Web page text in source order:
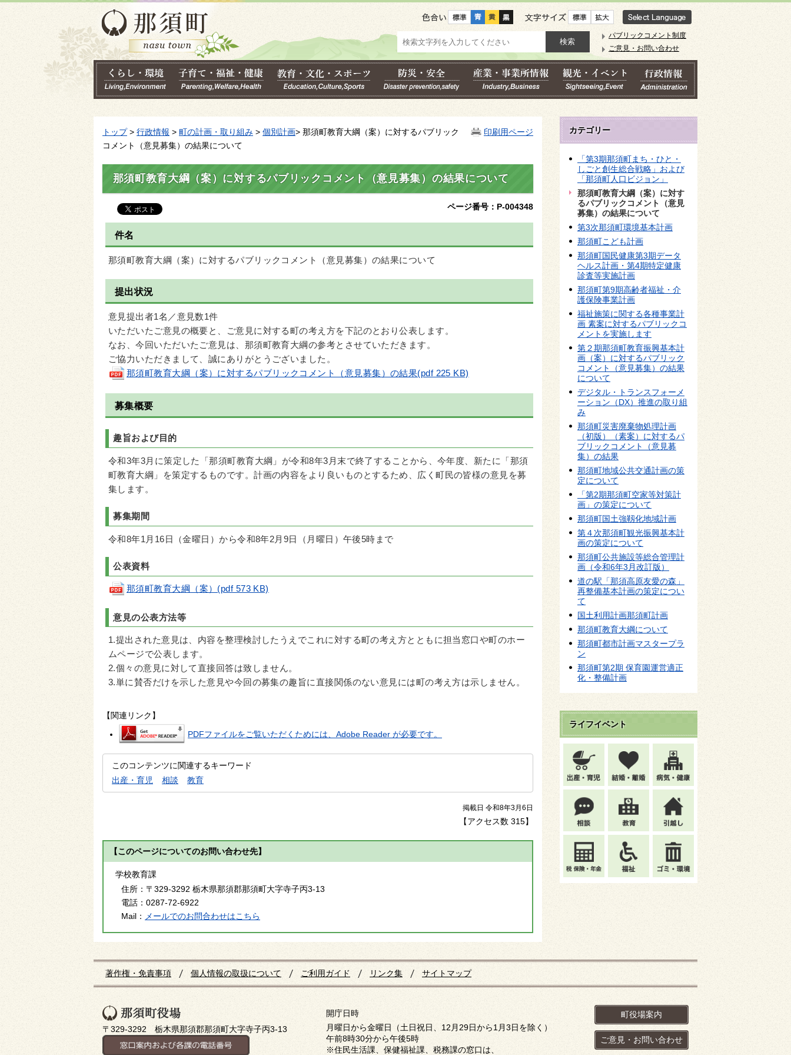
色合い 文字サイズ
パブリックコメント制度
ご意見・お問い合わせ
印刷用ページ
トップ> 行政情報 > 町の計画・取り組み > 個別計画> 那須町教育大綱（案）に対するパブリック
コメント（意見募集）の結果について
那須町教育大綱（案）に対するパブリックコメント（意見募集）の結果について
ページ番号：P-004348
件名
那須町教育大綱（案）に対するパブリックコメント（意見募集）の結果について
提出状況
意見提出者1名／意見数1件
いただいたご意見の概要と、ご意見に対する町の考え方を下記のとおり公表します。
なお、今回いただいたご意見は、那須町教育大綱の参考とさせていただきます。
ご協力いただきまして、誠にありがとうございました。
那須町教育大綱（案）に対するパブリックコメント（意見募集）の結果(pdf 225 KB)
募集概要
趣旨および目的
令和3年3月に策定した「那須町教育大綱」が令和8年3月末で終了することから、今年度、新たに「那須
町教育大綱」を策定するものです。計画の内容をより良いものとするため、広く町民の皆様の意見を募
集します。
募集期間
令和8年1月16日（金曜日）から令和8年2月9日（月曜日）午後5時まで
公表資料
那須町教育大綱（案）(pdf 573 KB)
意見の公表方法等
1.提出された意見は、内容を整理検討したうえでこれに対する町の考え方とともに担当窓口や町のホー
ムページで公表します。
2.個々の意見に対して直接回答は致しません。
3.単に賛否だけを示した意見や今回の募集の趣旨に直接関係のない意見には町の考え方は示しません。
【関連リンク】
PDFファイルをご覧いただくためには、Adobe Reader が必要です。
このコンテンツに関連するキーワード
出産・育児
相談 教育
掲載日 令和8年3月6日
【アクセス数 315】
【このページについてのお問い合わせ先】
学校教育課
住所： 〒329-3292 栃木県那須郡那須町大字寺子丙3-13
電話： 0287-72-6922
Mail：
メールでのお問合わせはこちら
カテゴリー
「第3期那須町まち・ひと・
しごと創生総合戦略」および
「那須町人口ビジョン」
那須町教育大綱（案）に対す
るパブリックコメント（意見
募集）の結果について
第3次那須町環境基本計画
那須町こども計画
那須町国民健康第3期データ
ヘルス計画・第4期特定健康
診査等実施計画
那須町第9期高齢者福祉・介
護保険事業計画
福祉施策に関する各種事業計
画 素案に対するパブリックコ
メントを実施します
第２期那須町教育振興基本計
画（案）に対するパブリック
コメント（意見募集）の結果
について
デジタル・トランスフォーメ
ーション（DX）推進の取り組
み
那須町災害廃棄物処理計画
（初版）（素案）に対するパ
ブリックコメント（意見募
集）の結果
那須町地域公共交通計画の策
定について
「第2期那須町空家等対策計
画」の策定について
那須町国土強靱化地域計画
第４次那須町観光振興基本計
画の策定について
那須町公共施設等総合管理計
画（令和6年3月改訂版）
道の駅「那須高原友愛の森」
再整備基本計画の策定につい
て
国土利用計画那須町計画
那須町教育大綱について
那須町都市計画マスタープラ
ン
那須町第2期 保育園運営適正
化・整備計画
ライフイベント
著作権・免責事項 個人情報の取扱について ご利用ガイド リンク集 サイトマップ
〒329-3292 栃木県那須郡那須町大字寺子丙3-13
開庁日時
月曜日から金曜日（土日祝日、12月29日から1月3日を除く）
午前8時30分から午後5時
※住民生活課、保健福祉課、税務課の窓口は、
町役場案内
ご意見・お問い合わせ